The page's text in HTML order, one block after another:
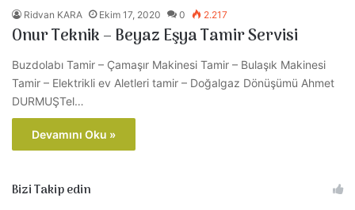
Ridvan KARA Ekim 17, 2020 0 2.217
Onur Teknik – Beyaz Eşya Tamir Servisi
Buzdolabı Tamir – Çamaşır Makinesi Tamir – Bulaşık Makinesi
Tamir – Elektrikli ev Aletleri tamir – Doğalgaz Dönüşümü Ahmet
DURMUŞTel…
Devamını Oku »
Bizi Takip edin